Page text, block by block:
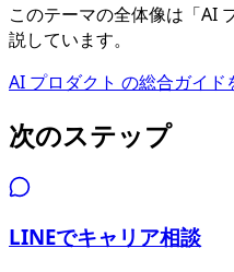
このテーマの全体像は「AI
説しています。
AI プロダクト の総合ガイ
次のステップ
LINEでキャリア相談